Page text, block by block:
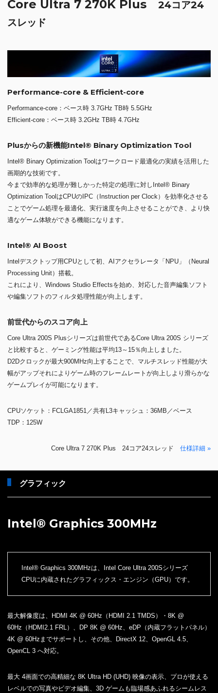
Core Ultra 7 270K Plus 24コア24
スレッド
Performance-core & Efficient-core
Performance-core：ベース時 3.7GHz TB時 5.5GHz
Efficient-core：ベース時 3.2GHz TB時 4.7GHz
Plusからの新機能Intel® Binary Optimization Tool
Intel® Binary Optimization Toolはワークロード最適化の実績を活用した
画期的な技術です。
今まで効率的な処理が難しかった特定の処理に対しIntel® Binary
Optimization ToolはCPUのIPC（Instruction per Clock）を効率化させる
ことでゲーム処理を最適化、実行速度を向上させることができ、より快
適なゲーム体験ができる機能になります。
Intel® AI Boost
Intelデスクトップ用CPUとして初、AIアクセラレータ「NPU」（Neural
Processing Unit）搭載。
これにより、Windows Studio Effectsを始め、対応した音声編集ソフト
や編集ソフトのフィルタ処理性能が向上します。
前世代からのスコア向上
Core Ultra 200S Plusシリーズは前世代であるCore Ultra 200S シリーズ
と比較すると、ゲーミング性能は平均13～15％向上しました。
D2Dクロックが最大900MHz向上することで、マルチスレッド性能が大
幅がアップそれによりゲーム時のフレームレートが向上しより滑らかな
ゲームプレイが可能になります。
CPUソケット：FCLGA1851／共有L3キャッシュ：36MB／ベース
TDP：125W
Core Ultra 7 270K Plus 24コア24スレッド 仕様詳細 »
グラフィック
Intel® Graphics 300MHz
Intel® Graphics 300MHzは、Intel Core Ultra 200Sシリーズ
CPUに内蔵されたグラフィックス・エンジン（GPU）です。
最大解像度は、HDMI 4K @ 60Hz（HDMI 2.1 TMDS）・8K @
60Hz（HDMI2.1 FRL）、DP 8K @ 60Hz、eDP（内蔵フラットパネル）
4K @ 60Hzまでサポートし、その他、DirectX 12、OpenGL 4.5、
OpenCL 3 へ対応。
最大 4画面での高精細な 8K Ultra HD (UHD) 映像の表示、プロが使える
レベルでの写真やビデオ編集、3D ゲームも臨場感あふれるシームレス